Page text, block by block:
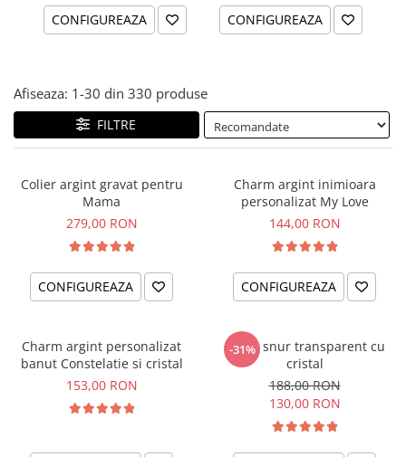
CONFIGUREAZA CONFIGUREAZA
Afiseaza: 1-30 din 330 produse
FILTRE
Colier argint gravat pentru
Mama
279,00 RON
CONFIGUREAZA
Charm argint inimioara
personalizat My Love
144,00 RON
CONFIGUREAZA
Charm argint personalizat
banut Constelatie si cristal
153,00 RON
-31%
Colier snur transparent cu
cristal
188,00 RON
130,00 RON